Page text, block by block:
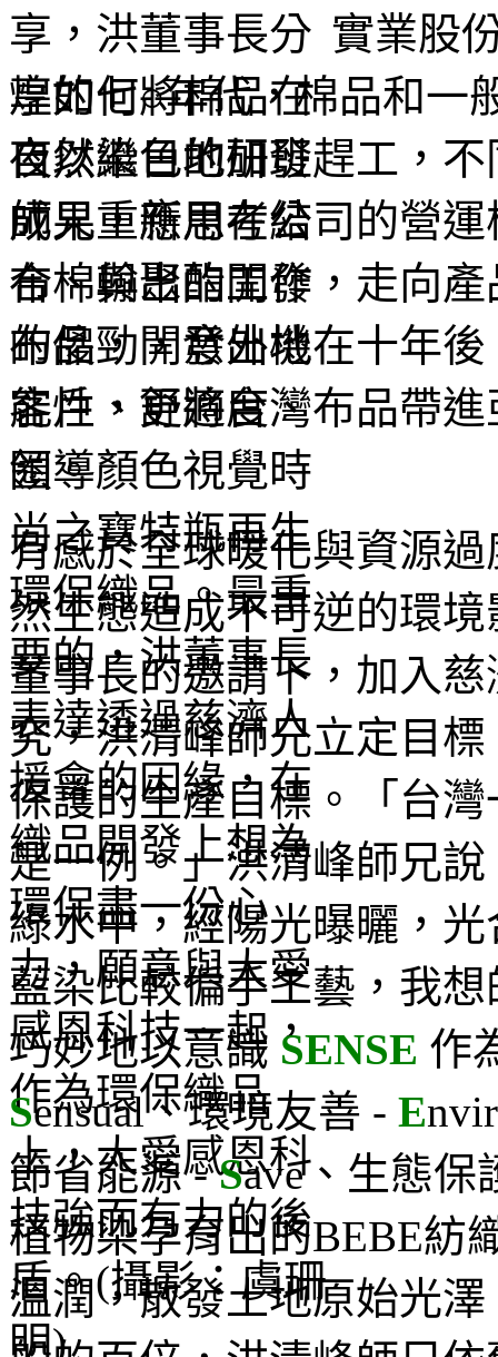
實業股
煌的七○年代，棉品和一
夜以繼日地加班趕工，
師兄重新思考公司的營
布、輸出的工作，走向
的傻勁，意外地在十年
客戶，更將台灣布品帶
圈。
有感於全球暖化與資源
然生態造成不可逆的環
董事長的邀請下，加入
究，洪清峰師兄立定目
保護的生產目標。「台
是一例。」洪清峰師兄
綠水中，經陽光曝曬，
藍染比較偏手工藝，我
巧妙地以意識 SENSE 作
Sensual、環境友善 - E
節省能源 -Save、生態保
植物染孕育出的BEBE紡
溫潤，散發土地原始光